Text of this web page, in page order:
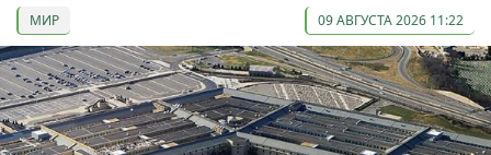
МИР 09 АВГУСТА 2026 11:22